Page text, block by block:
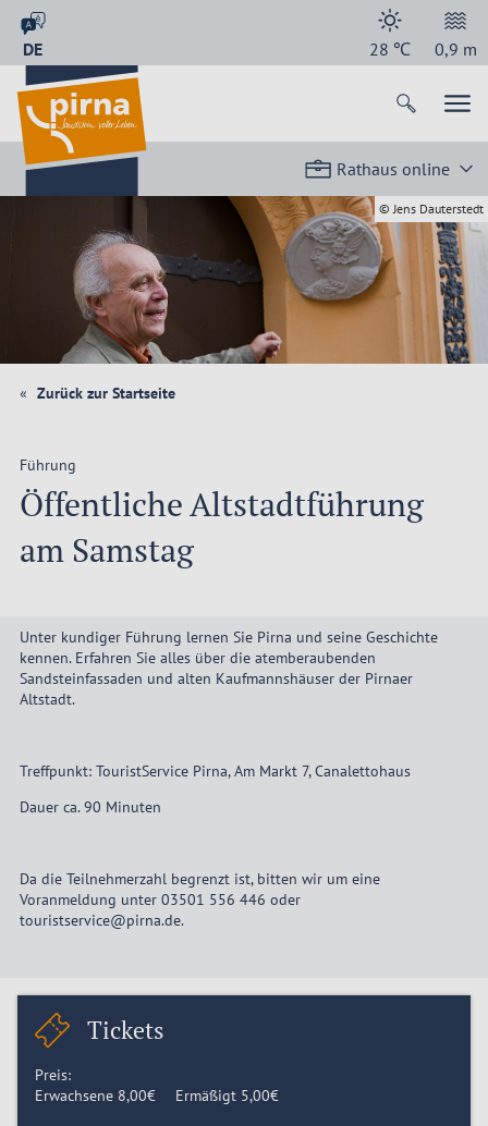
DE 28 ℃ 0,9 m
Rathaus online
© Jens Dauterstedt
Zurück zur Startseite
Führung
Öffentliche Altstadtführung
am Samstag
Unter kundiger Führung lernen Sie Pirna und seine Geschichte
kennen. Erfahren Sie alles über die atemberaubenden
Sandsteinfassaden und alten Kaufmannshäuser der Pirnaer
Altstadt.
Treffpunkt: TouristService Pirna, Am Markt 7, Canalettohaus
Dauer ca. 90 Minuten
Da die Teilnehmerzahl begrenzt ist, bitten wir um eine
Voranmeldung unter 03501 556 446 oder
touristservice@pirna.de.
Tickets
Preis:
Erwachsene 8,00€ Ermäßigt 5,00€